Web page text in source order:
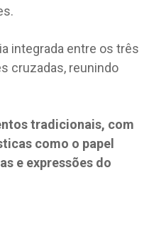
integrada entre os três
cruzadas, reunindo
tradicionais, com
como o papel
e expressões do